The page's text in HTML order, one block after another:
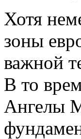
Хотя
зоны
важной
В то
Ангелы